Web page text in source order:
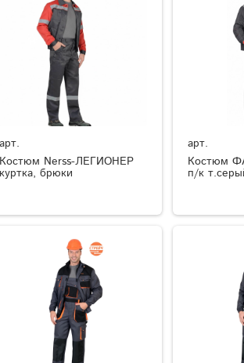
арт.
Костюм Nerss-ЛЕГИОНЕР
куртка, брюки
арт.
Костюм
п/к